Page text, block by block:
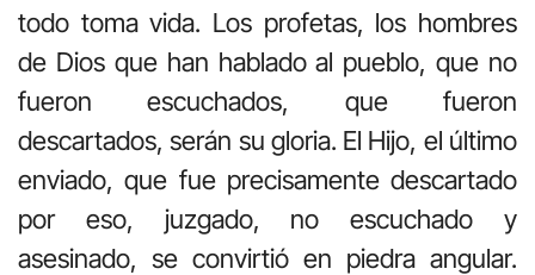
todo toma vida. Los profetas, los hombres
de Dios que han hablado al pueblo, que no
fueron escuchados, que fueron
descartados, serán su gloria. El Hijo, el último
enviado, que fue precisamente descartado
por eso, juzgado, no escuchado y
asesinado, se convirtió en piedra angular.